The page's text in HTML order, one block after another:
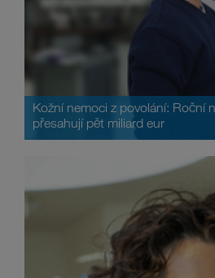
Kožní nemoci z povolání: Roční
přesahují pět miliard eur